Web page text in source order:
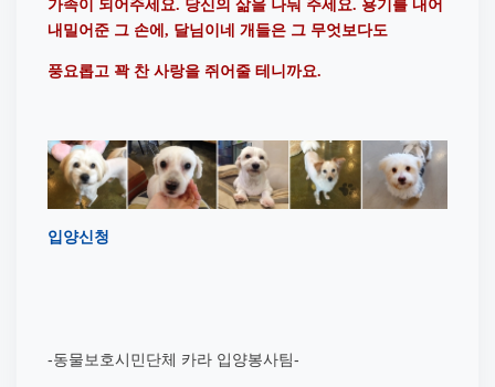
가족이 되어주세요. 당신의 삶을 나눠 주세요. 용기를 내어
내밀어준 그 손에 , 달님이네 개들은 그 무엇보다도
풍요롭고 꽉 찬 사랑을 쥐어줄 테니까요.
입양신청
-동물보호시민단체 카라 입양봉사팀-